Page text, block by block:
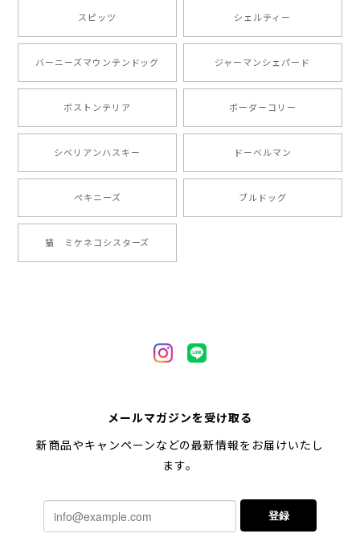
りまして、元気な時の顔がそっくりだったので、注文し
ました。ありがとうございました。
2024/05/22
2024/05/04
【 柴犬 毛色3色】マグカップ お家用 プレゼント コーギーブラザーズ 犬 うちの子
2024/02/10
スピッツ シェルティー
バーニーズマウンテンドッグ ジャーマンシェパード
ボストンテリア ボーダーコリー
シベリアンハスキー ドーベルマン
ペキニーズ ブルドッグ
猫 ミケネコシスターズ
メールマガジンを受け取る
新商品やキャンペーンなどの最新情報をお届けいたし
ます。
登録